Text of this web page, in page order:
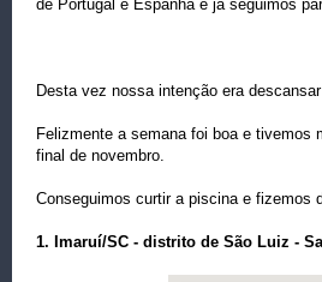
de Portugal e Espanha e já seguimos
Desta vez nossa intenção era
Felizmente a semana foi boa e tivemos
final de novembro.
Conseguimos curtir a piscina e fizemos
1. Imaruí/SC - distrito de São Luiz -